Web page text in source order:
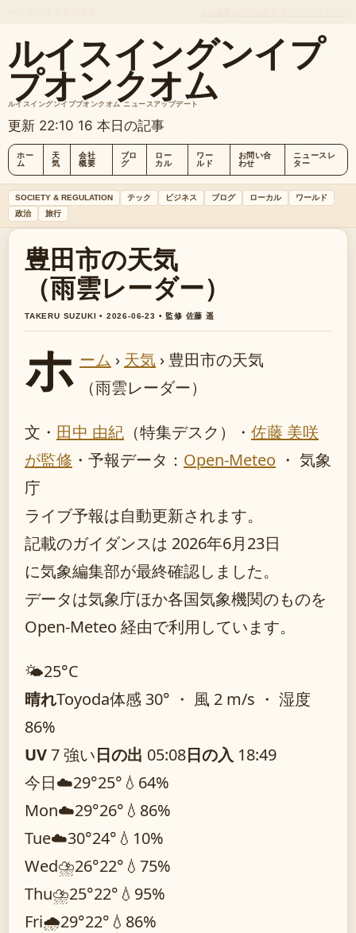
ルイスイングンイプ
プオンクオム
ルイスイングンイププオンクオム ニュースアップデート
更新 22:10 16 本日の記事
ホー
ム
天
気
会社
概要
ブロ
グ
ロー
カル
ワー
ルド
お問い合
わせ
ニュースレ
ター
SOCIETY & REGULATION テック ビジネス ブログ ローカル
ワールド
政治
旅行
豊田市の天気
（雨雲レーダー）
TAKERU SUZUKI • 2026-06-23 • 監修 佐藤 遥
ホ ーム › 天気 › 豊田市の天気
（雨雲レーダー）
文・ 田中 由紀 （特集デスク） ・ 佐藤 美咲
が監修 ・ 予報データ： Open-Meteo ・ 気象
庁
ライブ予報は自動更新されます。
記載のガイダンスは 2026年6月23日
に気象編集部が最終確認しました。
データは気象庁ほか各国気象機関のものを
Open-Meteo 経由で利用しています。
🌤️25°C
晴れToyoda体感 30° ・ 風 2 m/s ・ 湿度
86%
UV7 強い日の出 05:08日の入 18:49
今日☁️29°25° 💧64%
Mon☁️29°26° 💧86%
Tue☁️30°24° 💧10%
Wed⛈️26°22° 💧75%
Thu⛈️25°22° 💧95%
Fri🌧️29°22° 💧86%